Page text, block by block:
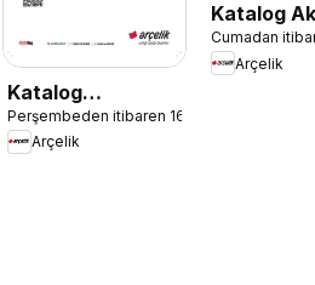
Katalog
Dondurucu
Kullanımında Püf
Perşembeden itibaren 16.03.2023
Arçelik
Katalog
Cumadan
Arçelik